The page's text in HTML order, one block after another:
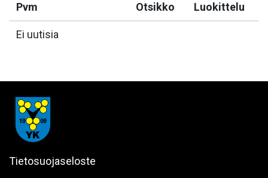
Pvm Otsikko Luokittelu
Ei uutisia
Tietosuojaseloste